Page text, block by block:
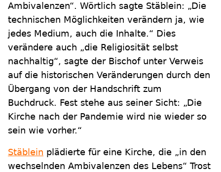
Ambivalenzen“. Wörtlich sagte Stäblein: „Die
technischen Möglichkeiten verändern ja, wie
jedes Medium, auch die Inhalte.“ Dies
verändere auch „die Religiosität selbst
nachhaltig“, sagte der Bischof unter Verweis
auf die historischen Veränderungen durch den
Übergang von der Handschrift zum
Buchdruck. Fest stehe aus seiner Sicht: „Die
Kirche nach der Pandemie wird nie wieder so
sein wie vorher.“
Stäblein plädierte für eine Kirche, die „in den
wechselnden Ambivalenzen des Lebens“ Trost